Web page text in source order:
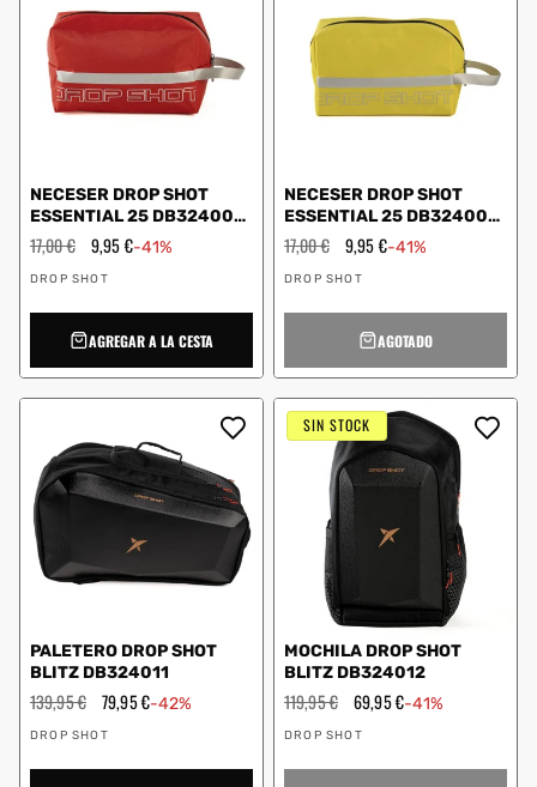
NECESER DROP SHOT
ESSENTIAL 25 DB324004
ROJO
Precio
habitual
17,00 € Precio
de
oferta
9,95 €-41%
Proveedor:
DROP SHOT
AGREGAR A LA CESTA
NECESER DROP SHOT
ESSENTIAL 25 DB324004
AMARILLO
Precio
habitual
17,00 € Precio
de
oferta
9,95 €-41%
Proveedor:
DROP SHOT
AGOTADO
PALETERO DROP SHOT
BLITZ DB324011
Precio
habitual
139,95 € Precio
de
oferta
79,95 €-42%
Proveedor:
DROP SHOT
SIN STOCK
MOCHILA DROP SHOT
BLITZ DB324012
Precio
habitual
119,95 € Precio
oferta
69,95 €-41%
Proveedor:
DROP SHOT